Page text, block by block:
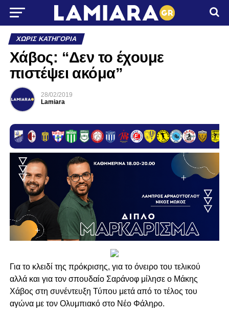
ΧΩΡΊΣ ΚΑΤΗΓΟΡΊΑ
Χάβος: “Δεν το έχουμε
πιστέψει ακόμα”
28/02/2019
Lamiara
Για το κλειδί της πρόκρισης, για το όνειρο του τελικού
αλλά και για τον σπουδαίο Σαράνοφ μίλησε ο Μάκης
Χάβος στη συνέντευξη Τύπου μετά από το τέλος του
αγώνα με τον Ολυμπιακό στο Νέο Φάληρο.